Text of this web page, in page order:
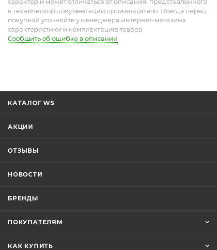
в технической документации производителя. Всегда перед
покупкой уточняйте у менеджера интернет-магазина
характеристики и комплектацию товара.
Сообщить об ошибке в описании
КАТАЛОГ WS
АКЦИИ
ОТЗЫВЫ
НОВОСТИ
БРЕНДЫ
ПОКУПАТЕЛЯМ
КАК КУПИТЬ